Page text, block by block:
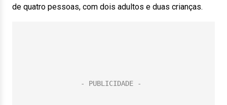
de quatro pessoas, com dois adultos e duas crianças.